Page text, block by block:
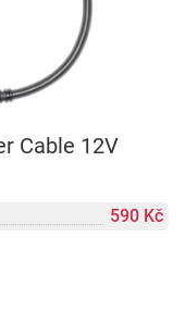
Cable 12V
590 Kč